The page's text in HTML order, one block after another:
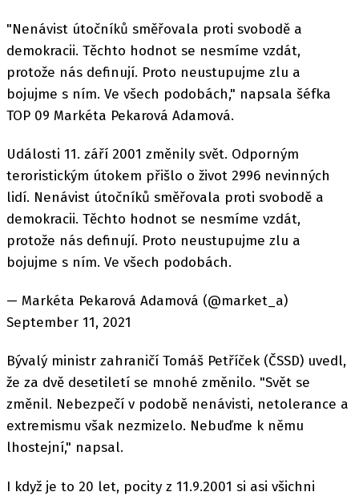
"Nenávist útočníků směřovala proti svobodě a
demokracii. Těchto hodnot se nesmíme vzdát,
protože nás definují. Proto neustupujme zlu a
bojujme s ním. Ve všech podobách," napsala šéfka
TOP 09 Markéta Pekarová Adamová.
Události 11. září 2001 změnily svět. Odporným
teroristickým útokem přišlo o život 2996 nevinných
lidí. Nenávist útočníků směřovala proti svobodě a
demokracii. Těchto hodnot se nesmíme vzdát,
protože nás definují. Proto neustupujme zlu a
bojujme s ním. Ve všech podobách.
— Markéta Pekarová Adamová (@market_a)
September 11, 2021
Bývalý ministr zahraničí Tomáš Petříček (ČSSD) uvedl,
že za dvě desetiletí se mnohé změnilo. "Svět se
změnil. Nebezpečí v podobě nenávisti, netolerance a
extremismu však nezmizelo. Nebuďme k němu
lhostejní," napsal.
I když je to 20 let, pocity z 11.9.2001 si asi všichni